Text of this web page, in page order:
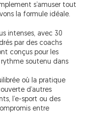
s’amuser tout
la formule idéale.
intenses, avec 30
par des coachs
conçus pour les
soutenu dans
où la pratique
d’autres
l’e-sport ou des
entre